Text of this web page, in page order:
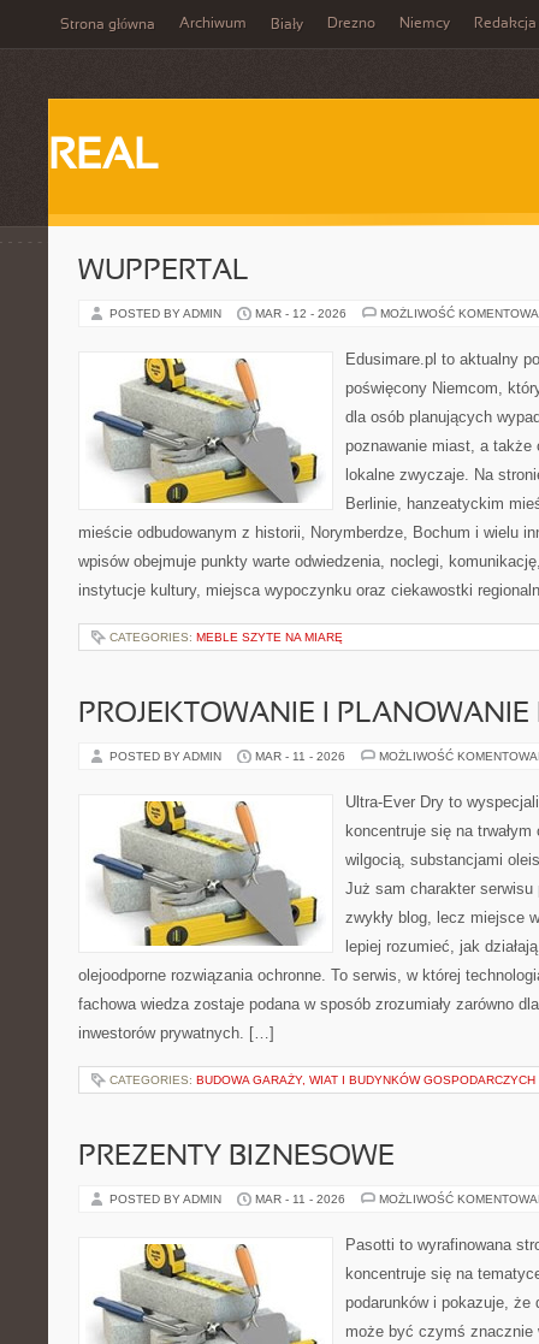
Strona główna Archiwum Biały Drezno Niemcy Redakcja
REAL
WUPPERTAL
POSTED BY ADMIN MAR - 12 - 2026 MOŻLIWOŚĆ
Edusimare.pl to aktualny
poświęcony Niemcom,
dla osób planujących
poznawanie miast, a
lokalne zwyczaje. Na
Berlinie, hanzeatyckim
mieście odbudowanym z historii, Norymberdze, Bochum i wielu
wpisów obejmuje punkty warte odwiedzenia, noclegi,
instytucje kultury, miejsca wypoczynku oraz ciekawostki
CATEGORIES: MEBLE SZYTE NA MIARĘ
PROJEKTOWANIE I PLANOWANIE
POSTED BY ADMIN MAR - 11 - 2026 MOŻLIWOŚĆ
Ultra-Ever Dry to
koncentruje się na trwałym
wilgocią, substancjami
Już sam charakter
zwykły blog, lecz miejsce
lepiej rozumieć, jak
olejoodporne rozwiązania ochronne. To serwis, w której
fachowa wiedza zostaje podana w sposób zrozumiały zarówno
inwestorów prywatnych. […]
CATEGORIES: BUDOWA GARAŻY, WIAT I BUDYNKÓW GOSPODARCZYCH
PREZENTY BIZNESOWE
POSTED BY ADMIN MAR - 11 - 2026 MOŻLIWOŚĆ
Pasotti to wyrafinowana
koncentruje się na
podarunków i pokazuje, że
może być czymś znacznie